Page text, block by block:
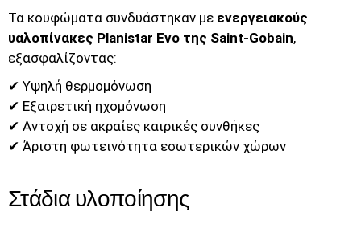
Τα κουφώματα συνδυάστηκαν με ενεργειακούς
υαλοπίνακες Planistar Evo της Saint-Gobain,
εξασφαλίζοντας:
✔ Υψηλή θερμομόνωση
✔ Εξαιρετική ηχομόνωση
✔ Αντοχή σε ακραίες καιρικές συνθήκες
✔ Άριστη φωτεινότητα εσωτερικών χώρων
Στάδια υλοποίησης